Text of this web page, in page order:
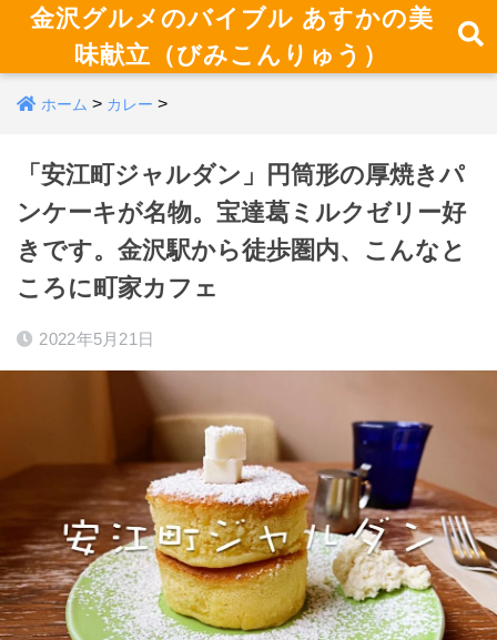
金沢グルメのバイブル あすかの美
味献立（びみこんりゅう）
ホーム > カレー >
「安江町ジャルダン」円筒形の厚焼きパ
ンケーキが名物。宝達葛ミルクゼリー好
きです。金沢駅から徒歩圏内、こんなと
ころに町家カフェ
2022年5月21日